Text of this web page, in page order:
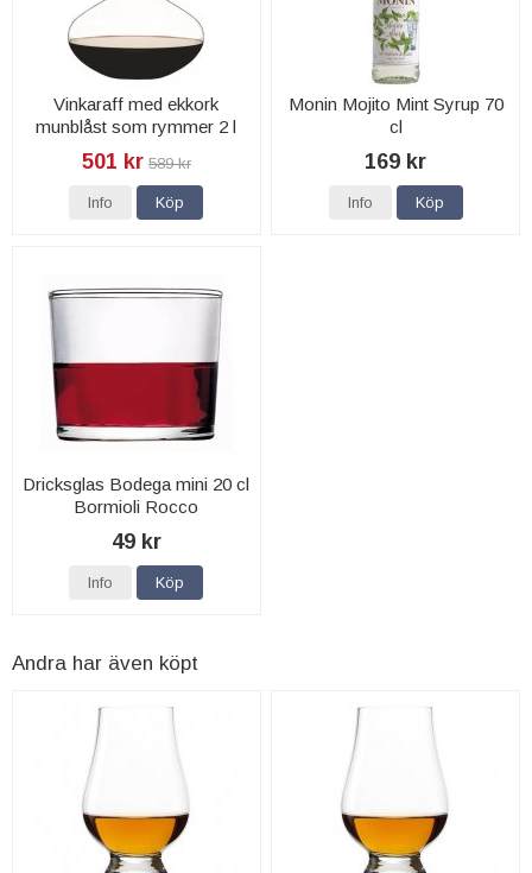
Vinkaraff med ekkork
munblåst som rymmer 2 l
501 kr 589 kr
Info Köp
Monin Mojito Mint Syrup 70
cl
169 kr
Info Köp
Dricksglas Bodega mini 20 cl
Bormioli Rocco
49 kr
Info Köp
Andra har även köpt